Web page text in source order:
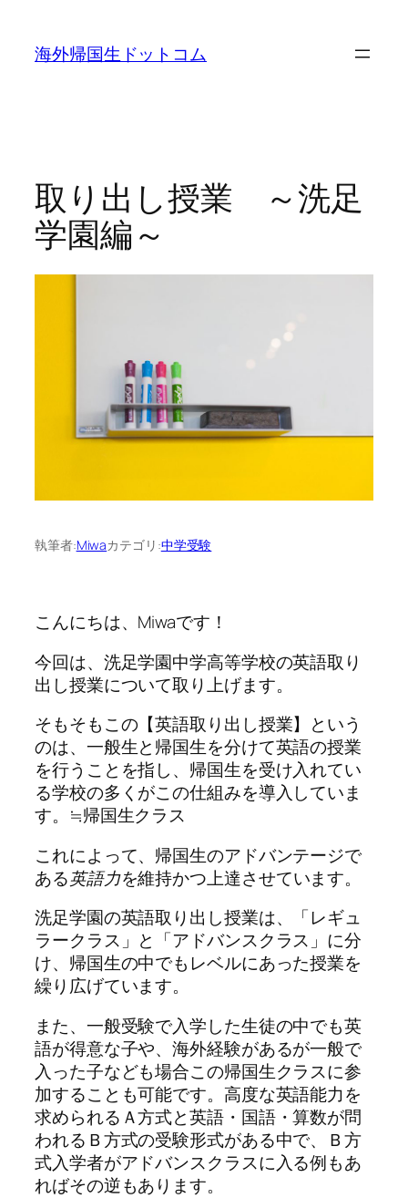
海外帰国生ドットコム
取り出し授業 ～洗足
学園編～
執筆者:Miwaカテゴリ:中学受験
こんにちは、Miwaです！
今回は、洗足学園中学高等学校の英語取り
出し授業について取り上げます。
そもそもこの【英語取り出し授業】という
のは、一般生と帰国生を分けて英語の授業
を行うことを指し、帰国生を受け入れてい
る学校の多くがこの仕組みを導入していま
す。≒帰国生クラス
これによって、帰国生のアドバンテージで
ある英語力を維持かつ上達させています。
洗足学園の英語取り出し授業は、「レギュ
ラークラス」と「アドバンスクラス」に分
け、帰国生の中でもレベルにあった授業を
繰り広げています。
また、一般受験で入学した生徒の中でも英
語が得意な子や、海外経験があるが一般で
入った子なども場合この帰国生クラスに参
加することも可能です。高度な英語能力を
求められるＡ方式と英語・国語・算数が問
われるＢ方式の受験形式がある中で、Ｂ方
式入学者がアドバンスクラスに入る例もあ
ればその逆もあります。